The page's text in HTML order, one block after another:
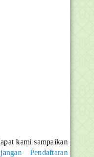
kami sampaikan
Pendaftaran